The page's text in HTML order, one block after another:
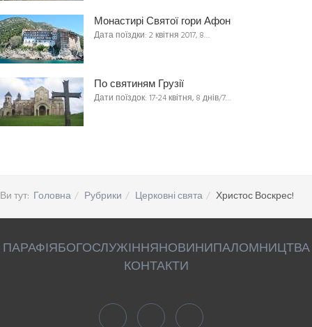
Монастирі Святої гори Афон
Дата поїздки: 2 квітня 2017, 8…
По святиням Грузії
Дати поїздок: 17-24 квітня, 8 днів/7…
Ви тут: Головна Рубрики Церковні свята Христос Воскрес!
ПАРАФІЯБОГОСЛУЖІННЯНОВИНИПАЛОМНИЦТВА
КОНТАКТИ